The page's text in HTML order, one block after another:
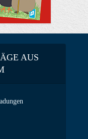
AUS